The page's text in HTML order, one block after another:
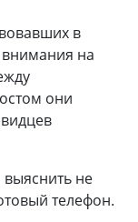
в
на
они
не
телефон.